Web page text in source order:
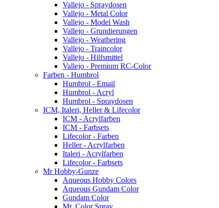
Vallejo - Spraydosen
Vallejo - Metal Color
Vallejo - Model Wash
Vallejo - Grundierungen
Vallejo - Weathering
Vallejo - Traincolor
Vallejo - Hilfsmittel
Vallejo - Premium RC-Color
Farben - Humbrol
Humbrol - Email
Humbrol - Acryl
Humbrol - Spraydosen
ICM, Italeri, Heller & Lifecolor
ICM - Acrylfarben
ICM - Farbsets
Lifecolor - Farben
Heller - Acrylfarben
Italeri - Acrylfarben
Lifecolor - Farbsets
Mr Hobby-Gunze
Aqueous Hobby Colors
Aqueous Gundam Color
Gundam Color
Mr. Color Spray